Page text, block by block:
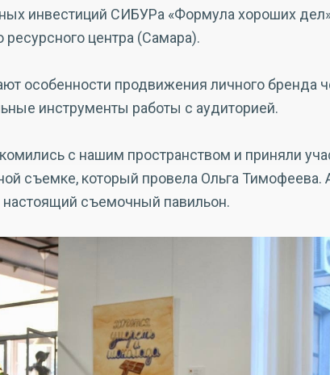
инвестиций СИБУРа «Формула хороших
центра (Самара).
особенности продвижения личного бренда
инструменты работы с аудиторией.
с нашим пространством и приняли
съемке, который провела Ольга Тимофеева.
настоящий съемочный павильон.